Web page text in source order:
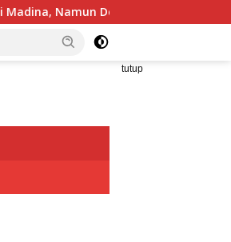
Pengusutan Tuntas dan
tutup